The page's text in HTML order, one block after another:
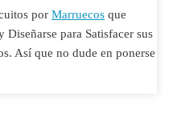
por Marruecos que
Diseñarse para Satisfacer sus
Así que no dude en ponerse